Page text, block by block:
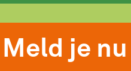
Meld je